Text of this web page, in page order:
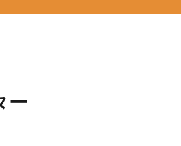
ー